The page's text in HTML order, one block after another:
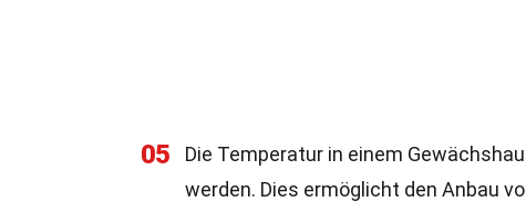
05
Die Temperatur in einem
werden. Dies ermöglicht den Anbau